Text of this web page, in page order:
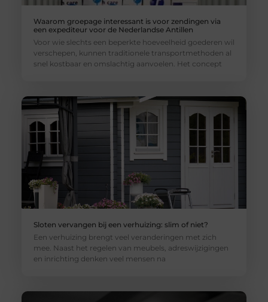
Waarom groepage interessant is voor zendingen via
een expediteur voor de Nederlandse Antillen
Voor wie slechts een beperkte hoeveelheid goederen wil
verschepen, kunnen traditionele transportmethoden al
snel kostbaar en omslachtig aanvoelen. Het concept
Sloten vervangen bij een verhuizing: slim of niet?
Een verhuizing brengt veel veranderingen met zich
mee. Naast het regelen van meubels, adreswijzigingen
en inrichting denken veel mensen na